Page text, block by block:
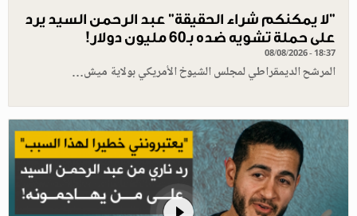
"لا يمكنكم شراء الحقيقة" عبد الرحمن السيد يرد
على حملة تشويه ضده بـ60 مليون دولار!
08/08/2026 - 18:37
المرشح الديمقراطي لمجلس الشيوخ الأمريكي بولاية ميش…